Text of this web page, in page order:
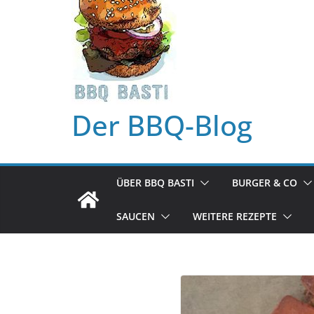
Der BBQ-Blog
ÜBER BBQ BASTI BURGER & CO
SAUCEN WEITERE REZEPTE